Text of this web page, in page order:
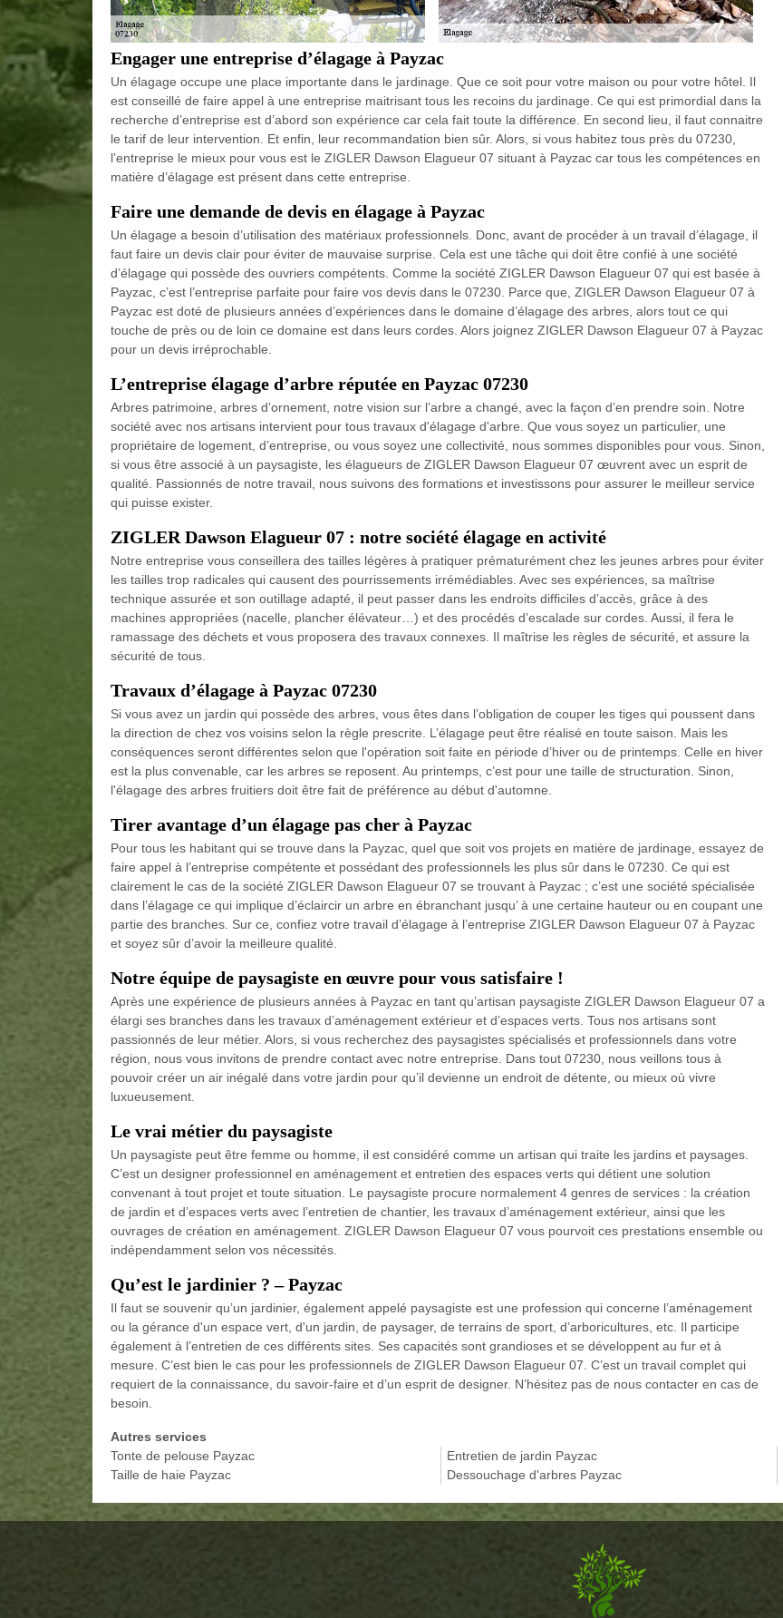
Engager une entreprise d’élagage à Payzac
Un élagage occupe une place importante dans le jardinage. Que ce soit pour votre maison ou pour votre hôtel. Il
est conseillé de faire appel à une entreprise maitrisant tous les recoins du jardinage. Ce qui est primordial dans la
recherche d’entreprise est d’abord son expérience car cela fait toute la différence. En second lieu, il faut connaitre
le tarif de leur intervention. Et enfin, leur recommandation bien sûr. Alors, si vous habitez tous près du 07230,
l’entreprise le mieux pour vous est le ZIGLER Dawson Elagueur 07 situant à Payzac car tous les compétences en
matière d’élagage est présent dans cette entreprise.
Faire une demande de devis en élagage à Payzac
Un élagage a besoin d’utilisation des matériaux professionnels. Donc, avant de procéder à un travail d’élagage, il
faut faire un devis clair pour éviter de mauvaise surprise. Cela est une tâche qui doit être confié à une société
d’élagage qui possède des ouvriers compétents. Comme la société ZIGLER Dawson Elagueur 07 qui est basée à
Payzac, c’est l’entreprise parfaite pour faire vos devis dans le 07230. Parce que, ZIGLER Dawson Elagueur 07 à
Payzac est doté de plusieurs années d’expériences dans le domaine d’élagage des arbres, alors tout ce qui
touche de près ou de loin ce domaine est dans leurs cordes. Alors joignez ZIGLER Dawson Elagueur 07 à Payzac
pour un devis irréprochable.
L’entreprise élagage d’arbre réputée en Payzac 07230
Arbres patrimoine, arbres d’ornement, notre vision sur l’arbre a changé, avec la façon d’en prendre soin. Notre
société avec nos artisans intervient pour tous travaux d'élagage d'arbre. Que vous soyez un particulier, une
propriétaire de logement, d’entreprise, ou vous soyez une collectivité, nous sommes disponibles pour vous. Sinon,
si vous être associé à un paysagiste, les élagueurs de ZIGLER Dawson Elagueur 07 œuvrent avec un esprit de
qualité. Passionnés de notre travail, nous suivons des formations et investissons pour assurer le meilleur service
qui puisse exister.
ZIGLER Dawson Elagueur 07 : notre société élagage en activité
Notre entreprise vous conseillera des tailles légères à pratiquer prématurément chez les jeunes arbres pour éviter
les tailles trop radicales qui causent des pourrissements irrémédiables. Avec ses expériences, sa maîtrise
technique assurée et son outillage adapté, il peut passer dans les endroits difficiles d’accès, grâce à des
machines appropriées (nacelle, plancher élévateur…) et des procédés d’escalade sur cordes. Aussi, il fera le
ramassage des déchets et vous proposera des travaux connexes. Il maîtrise les règles de sécurité, et assure la
sécurité de tous.
Travaux d’élagage à Payzac 07230
Si vous avez un jardin qui possède des arbres, vous êtes dans l’obligation de couper les tiges qui poussent dans
la direction de chez vos voisins selon la règle prescrite. L’élagage peut être réalisé en toute saison. Mais les
conséquences seront différentes selon que l'opération soit faite en période d’hiver ou de printemps. Celle en hiver
est la plus convenable, car les arbres se reposent. Au printemps, c’est pour une taille de structuration. Sinon,
l'élagage des arbres fruitiers doit être fait de préférence au début d'automne.
Tirer avantage d’un élagage pas cher à Payzac
Pour tous les habitant qui se trouve dans la Payzac, quel que soit vos projets en matière de jardinage, essayez de
faire appel à l’entreprise compétente et possédant des professionnels les plus sûr dans le 07230. Ce qui est
clairement le cas de la société ZIGLER Dawson Elagueur 07 se trouvant à Payzac ; c’est une société spécialisée
dans l’élagage ce qui implique d’éclaircir un arbre en ébranchant jusqu’ à une certaine hauteur ou en coupant une
partie des branches. Sur ce, confiez votre travail d’élagage à l’entreprise ZIGLER Dawson Elagueur 07 à Payzac
et soyez sûr d’avoir la meilleure qualité.
Notre équipe de paysagiste en œuvre pour vous satisfaire !
Après une expérience de plusieurs années à Payzac en tant qu’artisan paysagiste ZIGLER Dawson Elagueur 07 a
élargi ses branches dans les travaux d’aménagement extérieur et d’espaces verts. Tous nos artisans sont
passionnés de leur métier. Alors, si vous recherchez des paysagistes spécialisés et professionnels dans votre
région, nous vous invitons de prendre contact avec notre entreprise. Dans tout 07230, nous veillons tous à
pouvoir créer un air inégalé dans votre jardin pour qu’il devienne un endroit de détente, ou mieux où vivre
luxueusement.
Le vrai métier du paysagiste
Un paysagiste peut être femme ou homme, il est considéré comme un artisan qui traite les jardins et paysages.
C’est un designer professionnel en aménagement et entretien des espaces verts qui détient une solution
convenant à tout projet et toute situation. Le paysagiste procure normalement 4 genres de services : la création
de jardin et d’espaces verts avec l’entretien de chantier, les travaux d’aménagement extérieur, ainsi que les
ouvrages de création en aménagement. ZIGLER Dawson Elagueur 07 vous pourvoit ces prestations ensemble ou
indépendamment selon vos nécessités.
Qu’est le jardinier ? – Payzac
Il faut se souvenir qu’un jardinier, également appelé paysagiste est une profession qui concerne l’aménagement
ou la gérance d'un espace vert, d'un jardin, de paysager, de terrains de sport, d’arboricultures, etc. Il participe
également à l’entretien de ces différents sites. Ses capacités sont grandioses et se développent au fur et à
mesure. C’est bien le cas pour les professionnels de ZIGLER Dawson Elagueur 07. C’est un travail complet qui
requiert de la connaissance, du savoir-faire et d’un esprit de designer. N’hésitez pas de nous contacter en cas de
besoin.
Autres services
Tonte de pelouse Payzac
Taille de haie Payzac
Entretien de jardin Payzac
Dessouchage d'arbres Payzac